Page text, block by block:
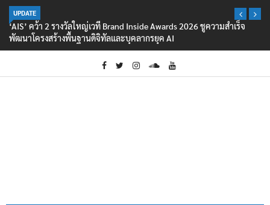
UPDATE
‘AIS’ คว้า 2 รางวัลใหญ่เวที Brand Inside Awards 2026 ชูความสำเร็จ
พัฒนาโครงสร้างพื้นฐานดิจิทัลและบุคลากรยุค AI